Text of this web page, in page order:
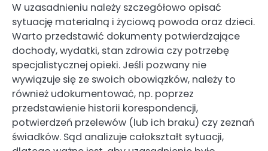
W uzasadnieniu należy szczegółowo opisać
sytuację materialną i życiową powoda oraz dzieci.
Warto przedstawić dokumenty potwierdzające
dochody, wydatki, stan zdrowia czy potrzebę
specjalistycznej opieki. Jeśli pozwany nie
wywiązuje się ze swoich obowiązków, należy to
również udokumentować, np. poprzez
przedstawienie historii korespondencji,
potwierdzeń przelewów (lub ich braku) czy zeznań
świadków. Sąd analizuje całokształt sytuacji,